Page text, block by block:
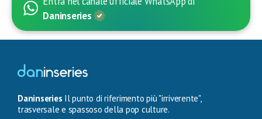
Daninseries
Daninseries Il punto di riferimento più "irriverente",
trasversale e spassoso della pop culture.